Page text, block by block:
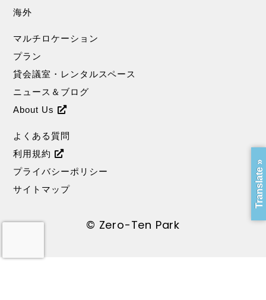
海外
マルチロケーション
プラン
貸会議室・レンタルスペース
ニュース＆ブログ
About Us
よくある質問
利用規約
プライバシーポリシー
サイトマップ
© Zero-Ten Park
Translate »